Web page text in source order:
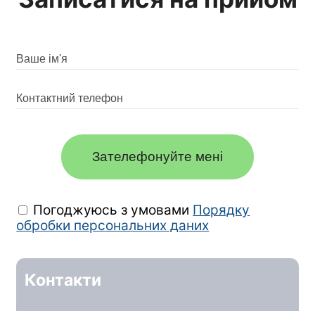
Зателефонуйте мені
Погоджуюсь з умовами Порядку
обробки персональних даних
Контакти